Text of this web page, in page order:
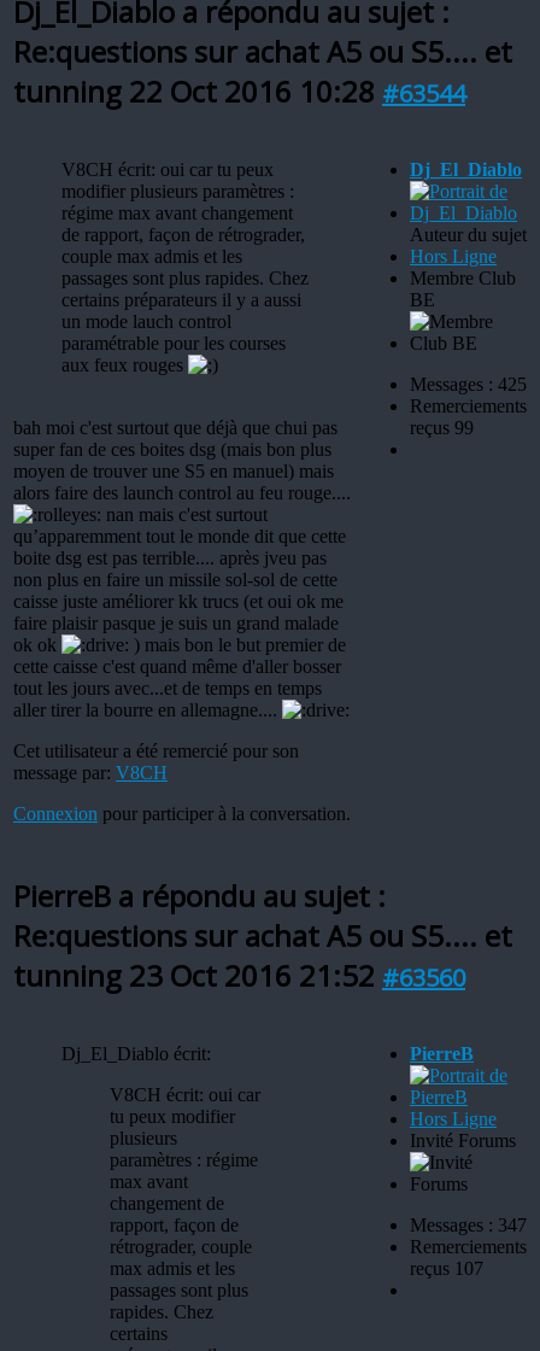
Dj_El_Diablo a répondu au sujet :
Re:questions sur achat A5 ou S5.... et
tunning 22 Oct 2016 10:28 #63544
V8CH écrit: oui car tu peux
modifier plusieurs paramètres :
régime max avant changement
de rapport, façon de rétrograder,
couple max admis et les
passages sont plus rapides. Chez
certains préparateurs il y a aussi
un mode lauch control
paramétrable pour les courses
aux feux rouges
bah moi c'est surtout que déjà que chui pas
super fan de ces boites dsg (mais bon plus
moyen de trouver une S5 en manuel) mais
alors faire des launch control au feu rouge....
nan mais c'est surtout
qu’apparemment tout le monde dit que cette
boite dsg est pas terrible.... après jveu pas
non plus en faire un missile sol-sol de cette
caisse juste améliorer kk trucs (et oui ok me
faire plaisir pasque je suis un grand malade
ok ok
) mais bon le but premier de
cette caisse c'est quand même d'aller bosser
tout les jours avec...et de temps en temps
aller tirer la bourre en allemagne....
Cet utilisateur a été remercié pour son
message par: V8CH
Connexion pour participer à la conversation.
Dj_El_Diablo
Auteur du sujet
Hors Ligne
Membre Club
BE
Messages : 425
Remerciements
reçus 99
PierreB a répondu au sujet :
Re:questions sur achat A5 ou S5.... et
tunning 23 Oct 2016 21:52 #63560
Dj_El_Diablo écrit:
V8CH écrit: oui car
tu peux modifier
plusieurs
paramètres : régime
max avant
changement de
rapport, façon de
rétrograder, couple
max admis et les
passages sont plus
rapides. Chez
certains
PierreB
Hors Ligne
Invité Forums
Messages : 347
Remerciements
reçus 107